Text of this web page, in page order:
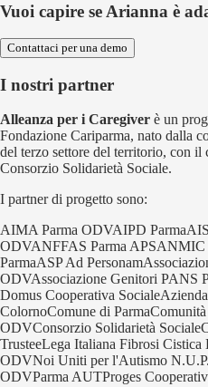
Vuoi capire se Arianna è
Contattaci per una demo
I nostri partner
Alleanza per i Caregiver è un
Fondazione Cariparma, nato dalla
del terzo settore del territorio, con
Consorzio Solidarietà Sociale.
I partner di progetto sono:
AIMA Parma ODVAIPD Parma
ODVANFFAS Parma APSANMIC
ParmaASP Ad Personam
ODVAssociazione Genitori
Domus Cooperativa Sociale
ColornoComune di Parma
ODVConsorzio Solidarietà Sociale
TrusteeLega Italiana Fibrosi
ODVNoi Uniti per l'Autismo
ODVParma AUTProges